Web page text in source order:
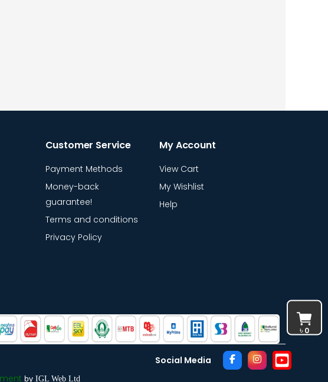
৳0
Customer Service
Payment Methods
Money-back
guarantee!
Terms and conditions
Privacy Policy
My Account
View Cart
My Wishlist
Help
Social Media
by IGL Web Ltd